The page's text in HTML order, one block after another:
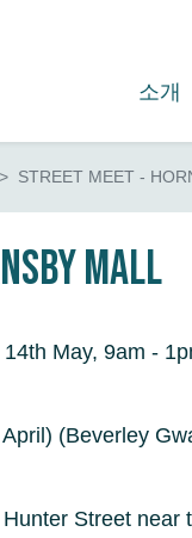
소개
소개
STREET MEET -
Mall
May, 9am -
(Beverley
Street near